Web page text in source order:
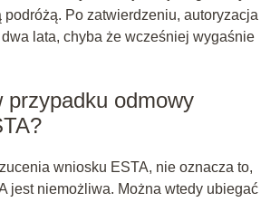
podróżą. Po zatwierdzeniu, autoryzacja
lata, chyba że wcześniej wygaśnie
przypadku odmowy
wniosku ESTA, nie oznacza to,
jest niemożliwa. Można wtedy ubiegać